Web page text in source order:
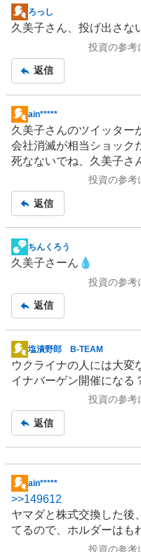
掲
示
事
ろっし
久美子さん、投げ出さな
投資の参考
返信
掲
示
板
記
ain*****
久美子さんのツイッター
会社消滅が相当ショック
死なないでね、久美子さ
投資の参考
返信
掲
示
事
ちんくろう
久美子さーん💧
投資の参考
返信
掲
示
板
塩漬野郎 B-TEAM
ウクライナの人には大変
イナバーゲン開催になる
投資の参考
返信
掲
示
板
記
ain*****
>>149612
ヤマダと株式交換した後
てるので、ホルダーはも
投資の参考